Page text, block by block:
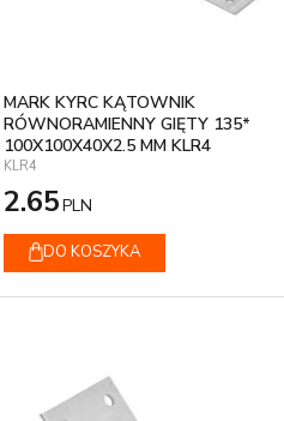
MARK KYRC KĄTOWNIK
RÓWNORAMIENNY GIĘTY 135*
100X100X40X2.5 MM KLR4
KLR4
2.65PLN
DO KOSZYKA